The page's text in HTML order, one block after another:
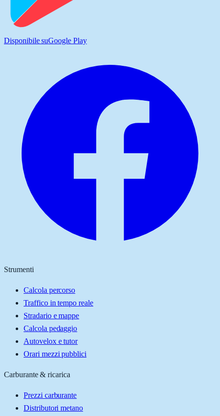
Disponibile suGoogle Play
Strumenti
Calcola percorso
Traffico in tempo reale
Stradario e mappe
Calcola pedaggio
Autovelox e tutor
Orari mezzi pubblici
Carburante & ricarica
Prezzi carburante
Distributori metano